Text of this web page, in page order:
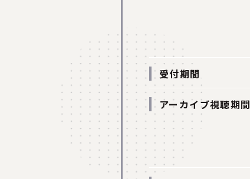
受付期間
アーカイブ視聴期間